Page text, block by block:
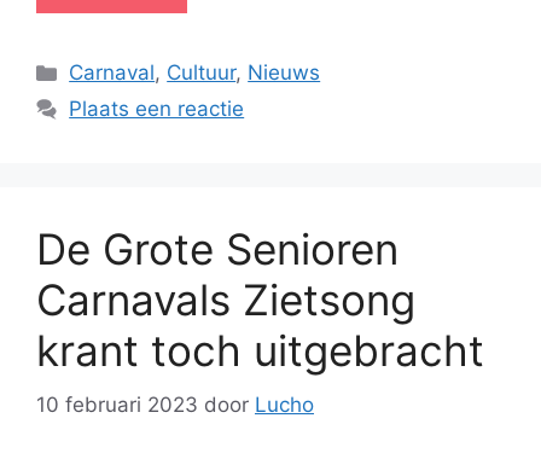
Categorieën
Carnaval, Cultuur, Nieuws
Plaats een reactie
De Grote Senioren
Carnavals Zietsong
krant toch uitgebracht
10 februari 2023 door Lucho